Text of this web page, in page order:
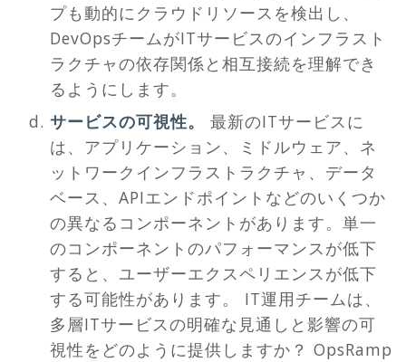
プも動的にクラウドリソースを検出し、
DevOpsチームがITサービスのインフラスト
ラクチャの依存関係と相互接続を理解でき
るようにします。
サービスの可視性。 最新のITサービスに
は、アプリケーション、ミドルウェア、ネ
ットワークインフラストラクチャ、データ
ベース、APIエンドポイントなどのいくつか
の異なるコンポーネントがあります。単一
のコンポーネントのパフォーマンスが低下
すると、ユーザーエクスペリエンスが低下
する可能性があります。 IT運用チームは、
多層ITサービスの明確な見通しと影響の可
視性をどのように提供しますか？ OpsRamp